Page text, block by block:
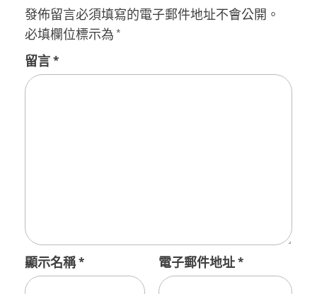
發佈留言必須填寫的電子郵件地址不會公開。
必填欄位標示為 *
留言*
顯示名稱* 電子郵件地址*